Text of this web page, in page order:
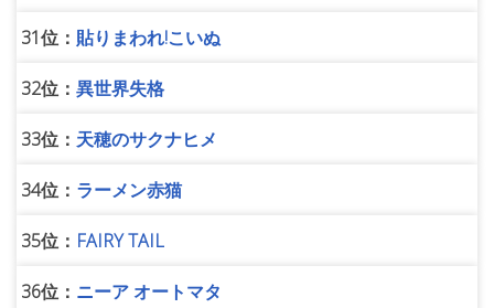
31位： 貼りまわれ!こいぬ
32位： 異世界失格
33位： 天穂のサクナヒメ
34位： ラーメン赤猫
35位： FAIRY TAIL
36位： ニーア オートマタ